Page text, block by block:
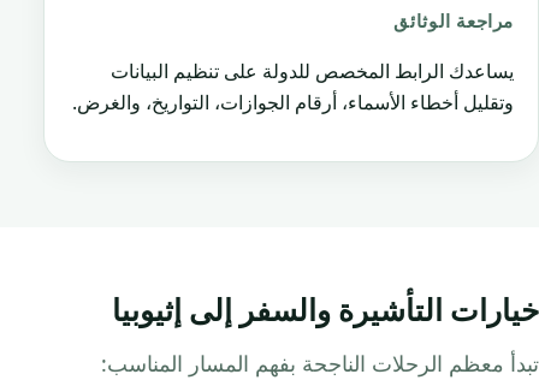
مراجعة الوثائق
يساعدك الرابط المخصص للدولة على تنظيم البيانات
وتقليل أخطاء الأسماء، أرقام الجوازات، التواريخ، والغرض.
خيارات التأشيرة والسفر إلى إثيوبيا
تبدأ معظم الرحلات الناجحة بفهم المسار المناسب: